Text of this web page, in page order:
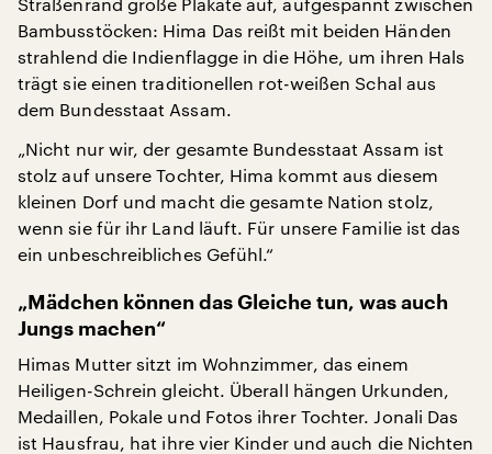
Bambusstöcken: Hima Das reißt mit beiden Händen
strahlend die Indienflagge in die Höhe, um ihren Hals
trägt sie einen traditionellen rot-weißen Schal aus
dem Bundesstaat Assam.
„Nicht nur wir, der gesamte Bundesstaat Assam ist
stolz auf unsere Tochter, Hima kommt aus diesem
kleinen Dorf und macht die gesamte Nation stolz,
wenn sie für ihr Land läuft. Für unsere Familie ist das
ein unbeschreibliches Gefühl.“
„Mädchen können das Gleiche tun, was auch
Jungs machen“
Himas Mutter sitzt im Wohnzimmer, das einem
Heiligen-Schrein gleicht. Überall hängen Urkunden,
Medaillen, Pokale und Fotos ihrer Tochter. Jonali Das
ist Hausfrau, hat ihre vier Kinder und auch die Nichten